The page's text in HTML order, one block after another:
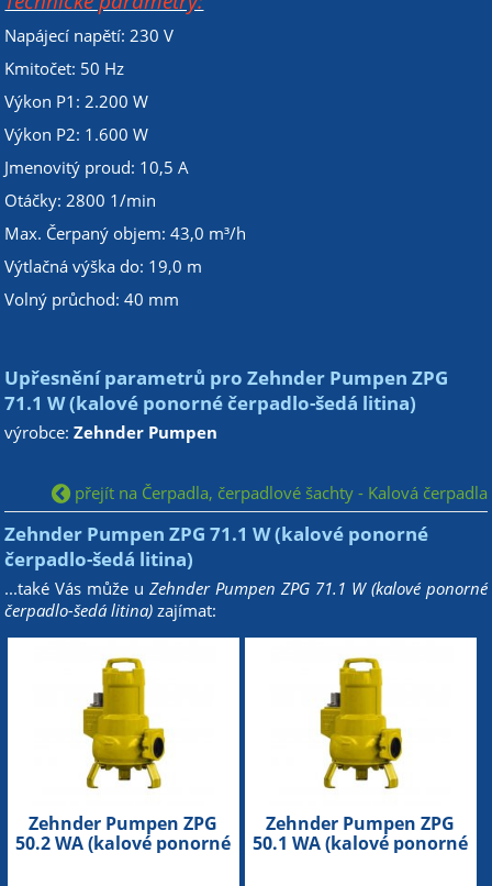
Napájecí napětí: 230 V
Kmitočet: 50 Hz
Výkon P1: 2.200 W
Výkon P2: 1.600 W
Jmenovitý proud: 10,5 A
Otáčky: 2800 1/min
Max. Čerpaný objem: 43,0 m³/h
Výtlačná výška do: 19,0 m
Volný průchod: 40 mm
Upřesnění parametrů pro Zehnder Pumpen ZPG
71.1 W (kalové ponorné čerpadlo-šedá litina)
výrobce:Zehnder Pumpen
přejít na Čerpadla, čerpadlové šachty - Kalová čerpadla
Zehnder Pumpen ZPG 71.1 W (kalové ponorné
čerpadlo-šedá litina)
...také Vás může uZehnder Pumpen ZPG 71.1 W (kalové ponorné
čerpadlo-šedá litina) zajímat:
Zehnder Pumpen ZPG
50.2 WA (kalové ponorné
Zehnder Pumpen ZPG
50.1 WA (kalové ponorné